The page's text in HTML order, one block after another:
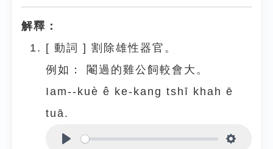
解釋：
[ 動詞 ] 割除雄性器官。
例如：
閹過的雞公飼較會大。
Iam--kuè ê ke-kang tshī khah ē
tuā.